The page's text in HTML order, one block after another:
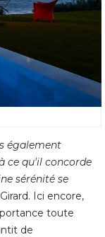
également
ce qu'il concorde
sérénité se
Ici encore,
toute
de